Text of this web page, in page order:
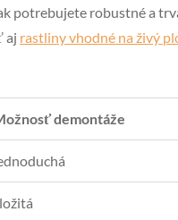
potrebujete robustné a
aj rastliny vhodné na živý
demontáže